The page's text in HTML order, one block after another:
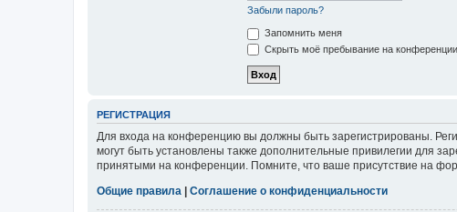
Забыли пароль?
Запомнить меня
Скрыть моё пребывание на конференции
РЕГИСТРАЦИЯ
Для входа на конференцию вы должны быть зарегистрированы.
могут быть установлены также дополнительные привилегии для
принятыми на конференции. Помните, что ваше присутствие на
Общие правила | Соглашение о конфиденциальности